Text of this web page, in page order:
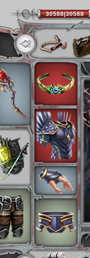
30588|30588